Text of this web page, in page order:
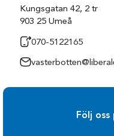
Kungsgatan 42, 2 tr
903 25 Umeå
070-5122165
Följ oss